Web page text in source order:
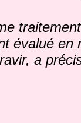
évalué
a